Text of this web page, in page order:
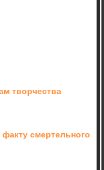
творчества
смертельного